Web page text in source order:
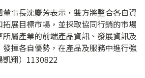
事長沈慶芳表示，雙方將整合各自資
展目標市場，並採取協同行銷的市場
屬產業的前端產品資訊、發展資訊及
揮各自優勢，在產品及服務中進行強
凱翔）1130822